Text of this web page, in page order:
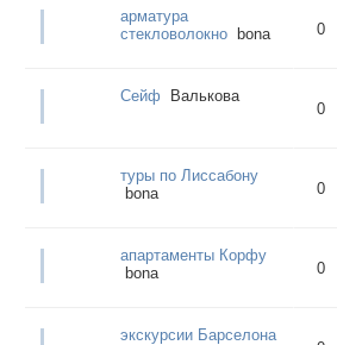
арматура
стекловолокно bona 0
Сейф Валькова
0
туры по Лиссабону
bona
0
апартаменты Корфу
bona
0
экскурсии Барселона